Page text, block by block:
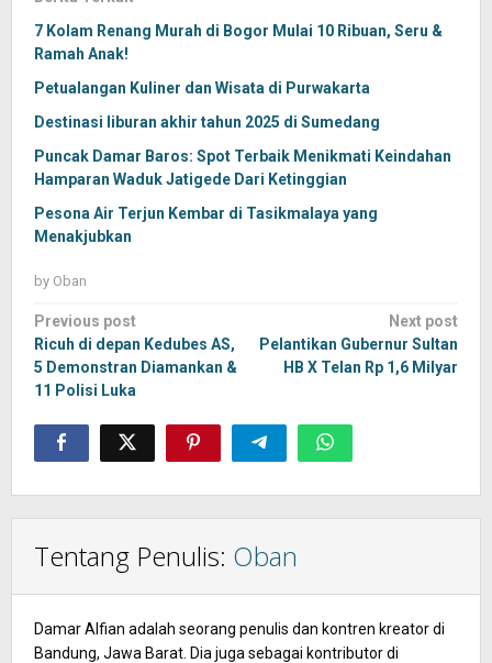
7 Kolam Renang Murah di Bogor Mulai 10 Ribuan, Seru &
Ramah Anak!
Petualangan Kuliner dan Wisata di Purwakarta
Destinasi liburan akhir tahun 2025 di Sumedang
Puncak Damar Baros: Spot Terbaik Menikmati Keindahan
Hamparan Waduk Jatigede Dari Ketinggian
Pesona Air Terjun Kembar di Tasikmalaya yang
Menakjubkan
by Oban
Post
navigation
Previous post
Ricuh di depan Kedubes AS,
5 Demonstran Diamankan &
11 Polisi Luka
Next post
Pelantikan Gubernur Sultan
HB X Telan Rp 1,6 Milyar
Tentang Penulis: Oban
Damar Alfian adalah seorang penulis dan kontren kreator di
Bandung, Jawa Barat. Dia juga sebagai kontributor di